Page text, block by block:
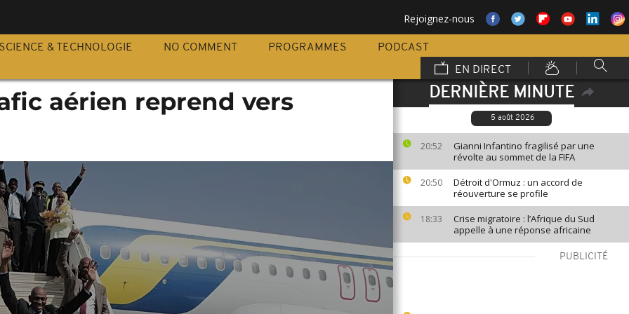
Rejoignez-nous
SCIENCE & TECHNOLOGIE NO COMMENT PROGRAMMES
PODCAST
EN DIRECT
DERNIÈRE MINUTE
5 août 2026
20:52
Gianni Infantino fragilisé par une
révolte au sommet de la FIFA
20:50
Détroit d'Ormuz : un accord de
réouverture se profile
18:33
Crise migratoire : l’Afrique du Sud
appelle à une réponse africaine
PUBLICITÉ
aérien reprend vers